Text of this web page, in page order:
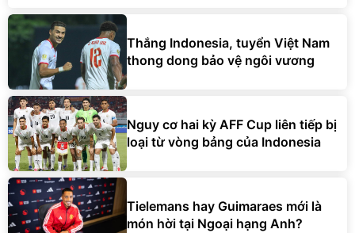
Thắng Indonesia, tuyển Việt Nam
thong dong bảo vệ ngôi vương
Nguy cơ hai kỳ AFF Cup liên tiếp bị
loại từ vòng bảng của Indonesia
Tielemans hay Guimaraes mới là
món hời tại Ngoại hạng Anh?